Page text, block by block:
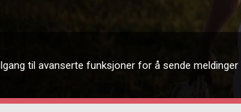
til avanserte funksjoner for å sende meldinger